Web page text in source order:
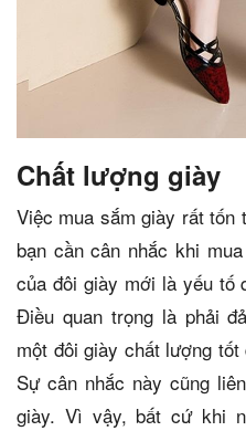
Chất lượng giày
Việc mua sắm giày rất tốn
bạn cần cân nhắc khi
của đôi giày mới là yếu tố
Điều quan trọng là phải
một đôi giày chất lượng
Sự cân nhắc này cũng
giày. Vì vậy, bất cứ khi